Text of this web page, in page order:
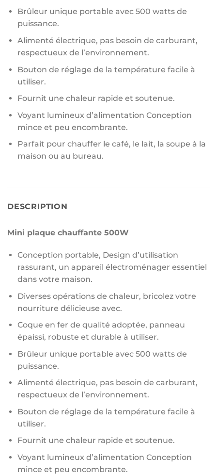
Brûleur unique portable avec 500 watts de
puissance.
Alimenté électrique, pas besoin de carburant,
respectueux de l’environnement.
Bouton de réglage de la température facile à
utiliser.
Fournit une chaleur rapide et soutenue.
Voyant lumineux d’alimentation Conception
mince et peu encombrante.
Parfait pour chauffer le café, le lait, la soupe à la
maison ou au bureau.
DESCRIPTION
Mini plaque chauffante 500W
Conception portable, Design d’utilisation
rassurant, un appareil électroménager essentiel
dans votre maison.
Diverses opérations de chaleur, bricolez votre
nourriture délicieuse avec.
Coque en fer de qualité adoptée, panneau
épaissi, robuste et durable à utiliser.
Brûleur unique portable avec 500 watts de
puissance.
Alimenté électrique, pas besoin de carburant,
respectueux de l’environnement.
Bouton de réglage de la température facile à
utiliser.
Fournit une chaleur rapide et soutenue.
Voyant lumineux d’alimentation Conception
mince et peu encombrante.